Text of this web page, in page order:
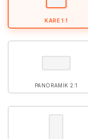
KARE 1:1
PANORAMIK 2:1